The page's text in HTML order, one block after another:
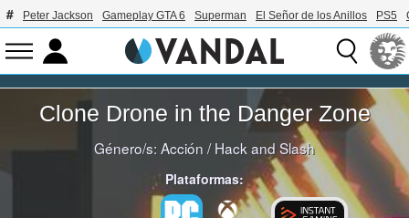
Peter Jackson Gameplay GTA 6 Superman El Señor de los Anillos PS5
Clone Drone in the Danger Zone
Género/s: Acción /Hack and Slash
Plataformas: